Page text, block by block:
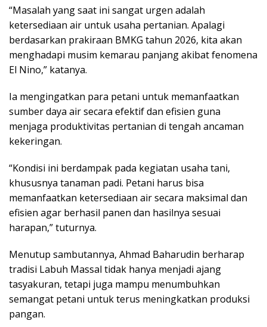
“Masalah yang saat ini sangat urgen adalah
ketersediaan air untuk usaha pertanian. Apalagi
berdasarkan prakiraan BMKG tahun 2026, kita akan
menghadapi musim kemarau panjang akibat fenomena
El Nino,” katanya.
Ia mengingatkan para petani untuk memanfaatkan
sumber daya air secara efektif dan efisien guna
menjaga produktivitas pertanian di tengah ancaman
kekeringan.
“Kondisi ini berdampak pada kegiatan usaha tani,
khususnya tanaman padi. Petani harus bisa
memanfaatkan ketersediaan air secara maksimal dan
efisien agar berhasil panen dan hasilnya sesuai
harapan,” tuturnya.
Menutup sambutannya, Ahmad Baharudin berharap
tradisi Labuh Massal tidak hanya menjadi ajang
tasyakuran, tetapi juga mampu menumbuhkan
semangat petani untuk terus meningkatkan produksi
pangan.